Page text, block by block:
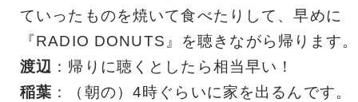
ていったものを焼いて食べたりして、早めに
『RADIO DONUTS』を聴きながら帰ります。
渡辺 ：帰りに聴くとしたら相当早い！
稲葉 ：（朝の）4時ぐらいに家を出るんです。